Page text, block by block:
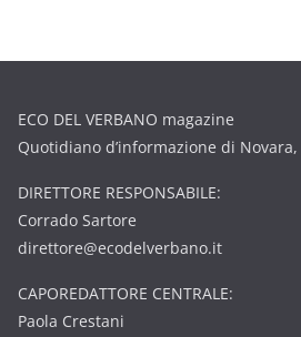
ECO DEL VERBANO magazine
Quotidiano d’informazione di
DIRETTORE RESPONSABILE:
Corrado Sartore
direttore@ecodelverbano.it
CAPOREDATTORE CENTRALE:
Paola Crestani